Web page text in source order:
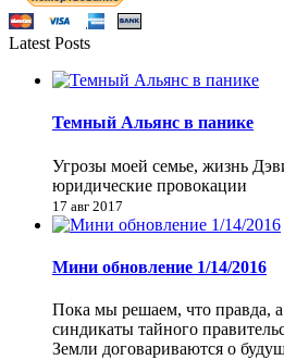
Latest Posts
Темный Альянс в панике
Угрозы моей семье, жизнь
юридические провокации
17 авг 2017
Мини обновление 1/14/2016
Пока мы решаем, что правда,
синдикаты тайного
Земли договариваются о